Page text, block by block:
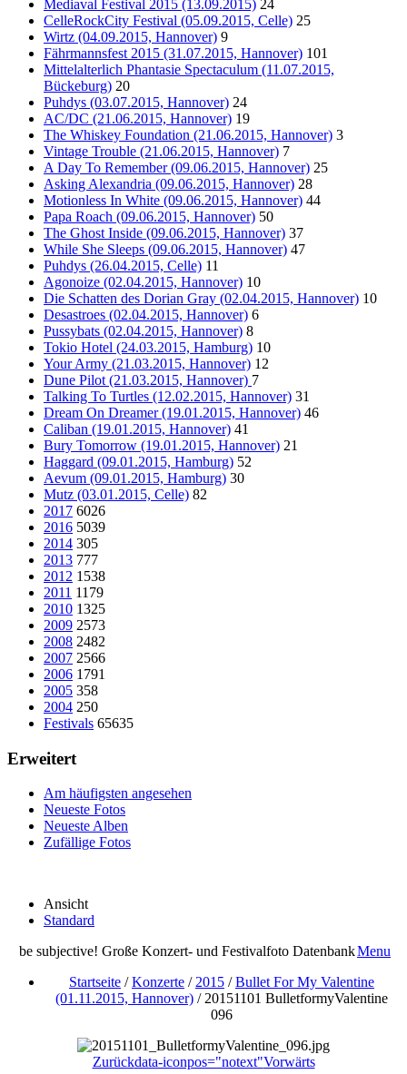
Mediaval Festival 2015 (13.09.2015) 24
CelleRockCity Festival (05.09.2015, Celle) 25
Wirtz (04.09.2015, Hannover) 9
Fährmannsfest 2015 (31.07.2015, Hannover) 101
Mittelalterlich Phantasie Spectaculum (11.07.2015,
Bückeburg) 20
Puhdys (03.07.2015, Hannover) 24
AC/DC (21.06.2015, Hannover) 19
The Whiskey Foundation (21.06.2015, Hannover) 3
Vintage Trouble (21.06.2015, Hannover) 7
A Day To Remember (09.06.2015, Hannover) 25
Asking Alexandria (09.06.2015, Hannover) 28
Motionless In White (09.06.2015, Hannover) 44
Papa Roach (09.06.2015, Hannover) 50
The Ghost Inside (09.06.2015, Hannover) 37
While She Sleeps (09.06.2015, Hannover) 47
Puhdys (26.04.2015, Celle) 11
Agonoize (02.04.2015, Hannover) 10
Die Schatten des Dorian Gray (02.04.2015, Hannover) 10
Desastroes (02.04.2015, Hannover) 6
Pussybats (02.04.2015, Hannover) 8
Tokio Hotel (24.03.2015, Hamburg) 10
Your Army (21.03.2015, Hannover) 12
Dune Pilot (21.03.2015, Hannover) 7
Talking To Turtles (12.02.2015, Hannover) 31
Dream On Dreamer (19.01.2015, Hannover) 46
Caliban (19.01.2015, Hannover) 41
Bury Tomorrow (19.01.2015, Hannover) 21
Haggard (09.01.2015, Hamburg) 52
Aevum (09.01.2015, Hamburg) 30
Mutz (03.01.2015, Celle) 82
2017 6026
2016 5039
2014 305
2013 777
2012 1538
2011 1179
2010 1325
2009 2573
2008 2482
2007 2566
2006 1791
2005 358
2004 250
Festivals 65635
Erweitert
Am häufigsten angesehen
Neueste Fotos
Neueste Alben
Zufällige Fotos
Ansicht
Standard
be subjective! Große Konzert- und Festivalfoto DatenbankMenu
Startseite /Konzerte / 2015 /Bullet For My Valentine
(01.11.2015, Hannover) / 20151101 BulletformyValentine
096
Zurückdata-iconpos="notext"Vorwärts